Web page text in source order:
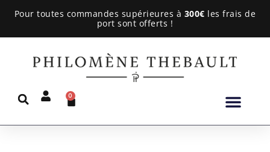
Pour toutes commandes supérieures à 300€ les frais de
port sont offerts !
0